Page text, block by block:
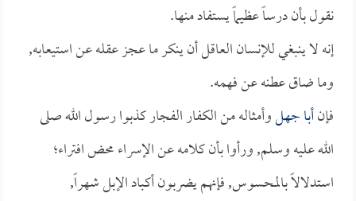
نقول بأن درساً عظيماً يستفاد منها.
إنه لا ينبغي للإنسان العاقل أن ينكر ما عجز عقله عن استيعابه,
وما ضاق عطنه عن فهمه.
فإنأبا جهلوأمثاله من الكفار الفجار كذبوا رسول الله صلى
الله عليه وسلم, ورأوا بأن كلامه عن الإسراء محض افتراء؛
استدلالاً بالمحسوس, فإنهم يضربون أكباد الإبل شهراً,